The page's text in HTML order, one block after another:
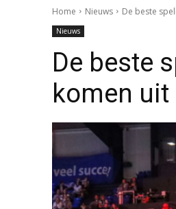
Home Nieuws De beste
Nieuws
De beste
komen uit